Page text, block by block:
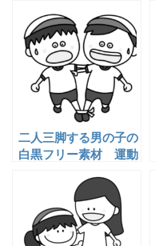
二人三脚する男の子の
白黒フリー素材 運動